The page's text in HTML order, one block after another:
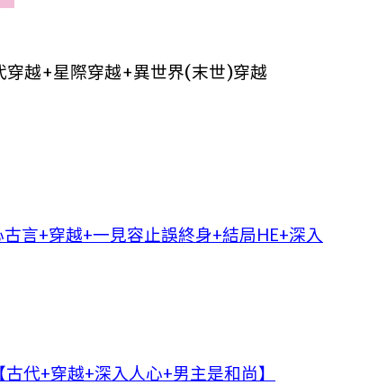
穿越+星際穿越+異世界(末世)穿越
言+穿越+一見容止誤終身+結局HE+深入
代+穿越+深入人心+男主是和尚】